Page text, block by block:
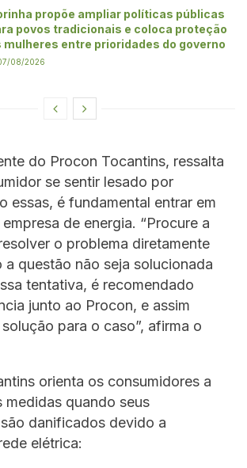
propõe ampliar políticas públicas
povos tradicionais e coloca proteção
mulheres entre prioridades do governo
08/2026
do Procon Tocantins, ressalta
se sentir lesado por
essas, é fundamental entrar em
de energia. “Procure a
o problema diretamente
a questão não seja solucionada
tentativa, é recomendado
junto ao Procon, e assim
para o caso”, afirma o
orienta os consumidores a
medidas quando seus
danificados devido a
elétrica: